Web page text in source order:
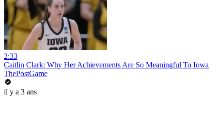
2:33
Caitlin Clark: Why Her Achievements Are So Meaningful To Iowa
ThePostGame
il y a 3 ans